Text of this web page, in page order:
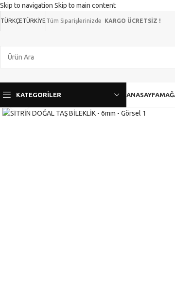
Skip to navigation Skip to main content
TÜRKÇETÜRKIYE Tüm Siparişlerinizde KARGO ÜCRETSİZ !
KATEGORILER ANASAYFA
Click to enlarge